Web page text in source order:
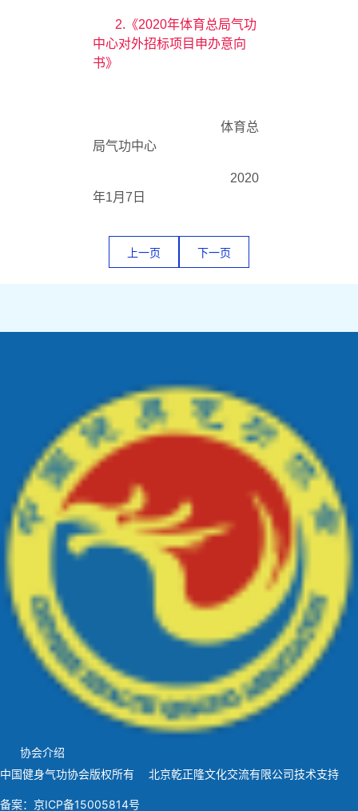
2.《2020年体育总局气功
中心对外招标项目申办意向
书》
体育总
局气功中心
2020
年1月 7 日
上一页 下一页
协会介绍
中国健身气功协会版权所有 北京乾正隆文化交流有限公司技术支持
备案：京ICP备15005814号